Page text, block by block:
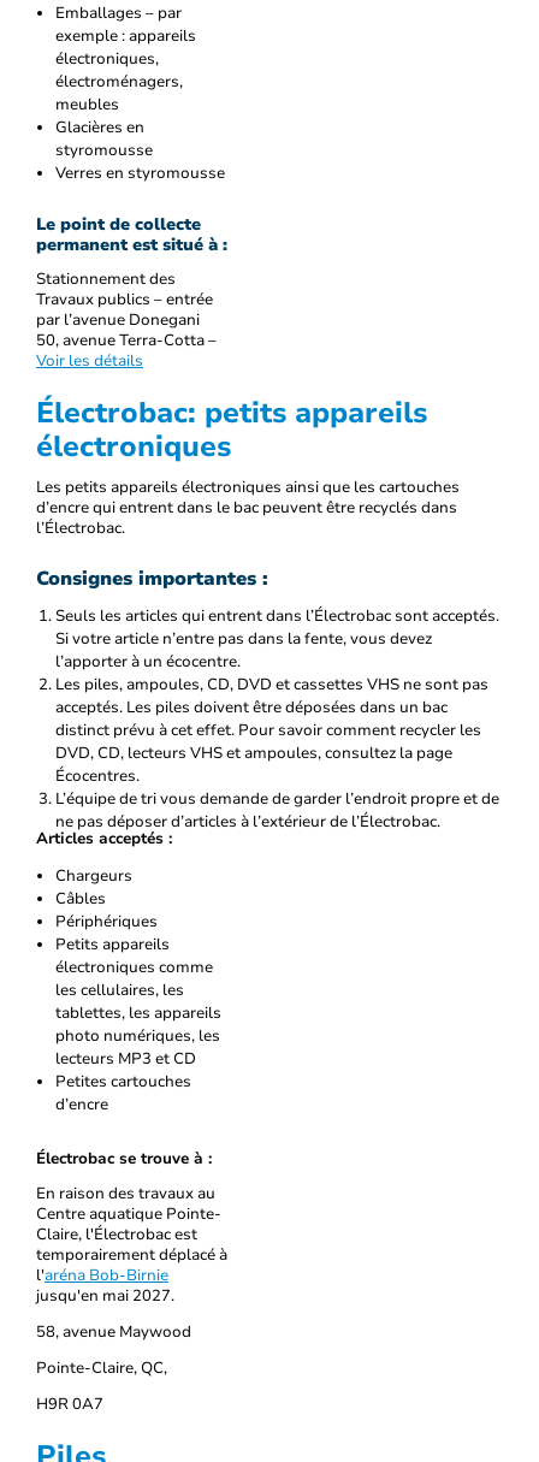
Emballages – par
exemple : appareils
électroniques,
électroménagers,
meubles
Glacières en
styromousse
Verres en styromousse
Le point de collecte
permanent est situé à :
Stationnement des
Travaux publics – entrée
par l’avenue Donegani
50, avenue Terra-Cotta –
Voir les détails
Électrobac: petits appareils
électroniques
Les petits appareils électroniques ainsi que les cartouches
d’encre qui entrent dans le bac peuvent être recyclés dans
l’Électrobac.
Consignes importantes :
Seuls les articles qui entrent dans l’Électrobac sont acceptés.
Si votre article n’entre pas dans la fente, vous devez
l’apporter à un écocentre.
Les piles, ampoules, CD, DVD et cassettes VHS ne sont pas
acceptés. Les piles doivent être déposées dans un bac
distinct prévu à cet effet. Pour savoir comment recycler les
DVD, CD, lecteurs VHS et ampoules, consultez la page
Écocentres.
L’équipe de tri vous demande de garder l’endroit propre et de
ne pas déposer d’articles à l’extérieur de l’Électrobac.
Articles acceptés :
Chargeurs
Câbles
Périphériques
Petits appareils
électroniques comme
les cellulaires, les
tablettes, les appareils
photo numériques, les
lecteurs MP3 et CD
Petites cartouches
d’encre
Électrobac se trouve à :
En raison des travaux au
Centre aquatique Pointe-
Claire, l'Électrobac est
temporairement déplacé à
l'aréna Bob-Birnie
jusqu'en mai 2027.
58, avenue Maywood
Pointe-Claire, QC,
H9R 0A7